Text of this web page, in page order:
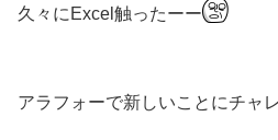
久々にExcel触ったーー
アラフォーで新しいことにチャ